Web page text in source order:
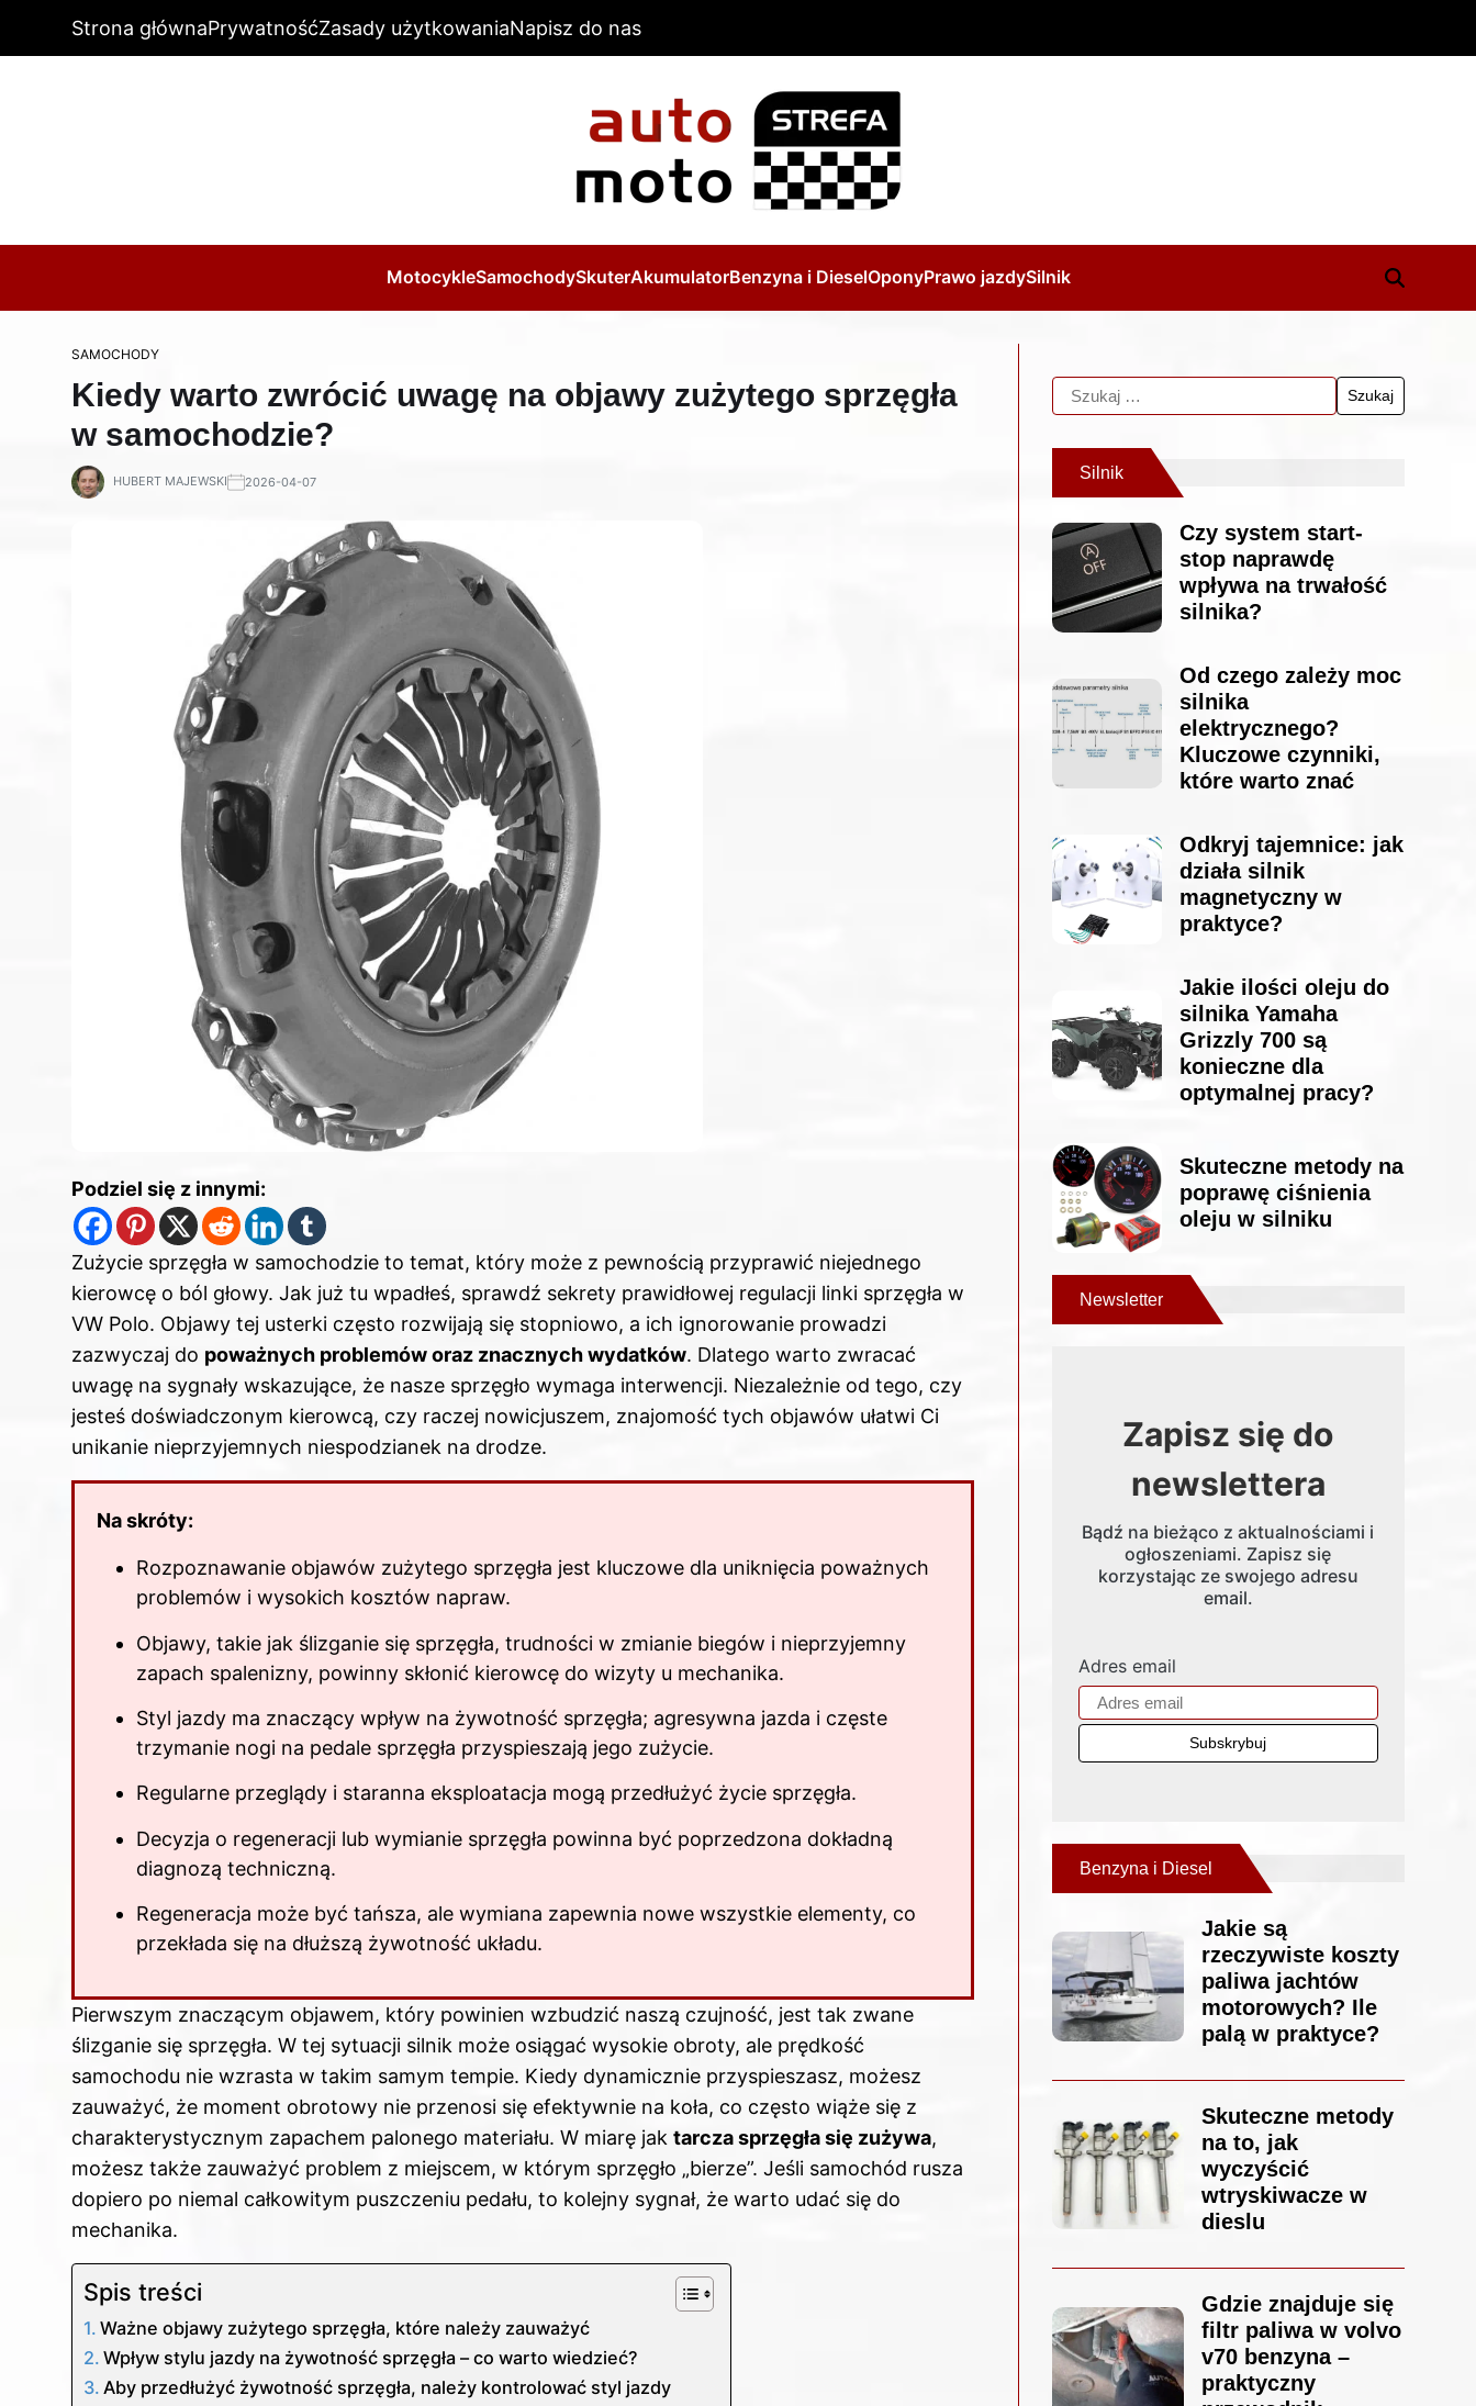
Strona głównaPrywatnośćZasady użytkowaniaNapisz do nas
MotocykleSamochodySkuterAkumulatorBenzyna i DieselOponyPrawo jazdySilnik
SAMOCHODY
Kiedy warto zwrócić uwagę na objawy zużytego sprzęgła
w samochodzie?
HUBERT MAJEWSKI 2026-04-07
Podziel się z innymi:
Zużycie sprzęgła w samochodzie to temat, który może z pewnością przyprawić niejednego
kierowcę o ból głowy. Jak już tu wpadłeś, sprawdź sekrety prawidłowej regulacji linki sprzęgła w
VW Polo. Objawy tej usterki często rozwijają się stopniowo, a ich ignorowanie prowadzi
zazwyczaj do poważnych problemów oraz znacznych wydatków. Dlatego warto zwracać
uwagę na sygnały wskazujące, że nasze sprzęgło wymaga interwencji. Niezależnie od tego, czy
jesteś doświadczonym kierowcą, czy raczej nowicjuszem, znajomość tych objawów ułatwi Ci
unikanie nieprzyjemnych niespodzianek na drodze.
Na skróty:
Rozpoznawanie objawów zużytego sprzęgła jest kluczowe dla uniknięcia poważnych
problemów i wysokich kosztów napraw.
Objawy, takie jak ślizganie się sprzęgła, trudności w zmianie biegów i nieprzyjemny
zapach spalenizny, powinny skłonić kierowcę do wizyty u mechanika.
Styl jazdy ma znaczący wpływ na żywotność sprzęgła; agresywna jazda i częste
trzymanie nogi na pedale sprzęgła przyspieszają jego zużycie.
Regularne przeglądy i staranna eksploatacja mogą przedłużyć życie sprzęgła.
Decyzja o regeneracji lub wymianie sprzęgła powinna być poprzedzona dokładną
diagnozą techniczną.
Regeneracja może być tańsza, ale wymiana zapewnia nowe wszystkie elementy, co
przekłada się na dłuższą żywotność układu.
Pierwszym znaczącym objawem, który powinien wzbudzić naszą czujność, jest tak zwane
ślizganie się sprzęgła. W tej sytuacji silnik może osiągać wysokie obroty, ale prędkość
samochodu nie wzrasta w takim samym tempie. Kiedy dynamicznie przyspieszasz, możesz
zauważyć, że moment obrotowy nie przenosi się efektywnie na koła, co często wiąże się z
charakterystycznym zapachem palonego materiału. W miarę jak tarcza sprzęgła się zużywa,
możesz także zauważyć problem z miejscem, w którym sprzęgło „bierze”. Jeśli samochód rusza
dopiero po niemal całkowitym puszczeniu pedału, to kolejny sygnał, że warto udać się do
mechanika.
Spis treści
Ważne objawy zużytego sprzęgła, które należy zauważyć
Wpływ stylu jazdy na żywotność sprzęgła – co warto wiedzieć?
Aby przedłużyć żywotność sprzęgła, należy kontrolować styl jazdy
Silnik
Czy system start-
stop naprawdę
wpływa na trwałość
silnika?
Od czego zależy moc
silnika
elektrycznego?
Kluczowe czynniki,
które warto znać
Odkryj tajemnice: jak
działa silnik
magnetyczny w
praktyce?
Jakie ilości oleju do
silnika Yamaha
Grizzly 700 są
konieczne dla
optymalnej pracy?
Skuteczne metody na
poprawę ciśnienia
oleju w silniku
Newsletter
Zapisz się do
newslettera
Bądź na bieżąco z aktualnościami i
ogłoszeniami. Zapisz się
korzystając ze swojego adresu
email.
Adres email
Benzyna i Diesel
Jakie są
rzeczywiste koszty
paliwa jachtów
motorowych? Ile
palą w praktyce?
Skuteczne metody
na to, jak
wyczyścić
wtryskiwacze w
dieslu
Gdzie znajduje się
filtr paliwa w volvo
v70 benzyna –
praktyczny